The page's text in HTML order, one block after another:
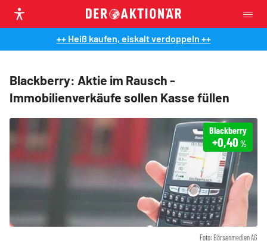
++ Heiß kaufen, eiskalt verdoppeln ++
Blackberry: Aktie im Rausch -
Immobilienverkäufe sollen Kasse füllen
Foto: Börsenmedien AG
Blackberry
+0,40 %